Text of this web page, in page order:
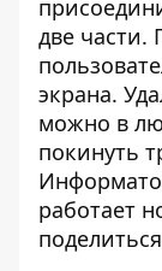
две
экрана.
можно в
покинуть
работает